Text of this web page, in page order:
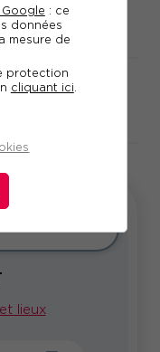
: ce
données
mesure de
protection
cliquant ici
Sur-mesure
lieux